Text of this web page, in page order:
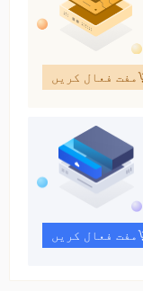
مفت فعال کریں
مفت فعال کریں